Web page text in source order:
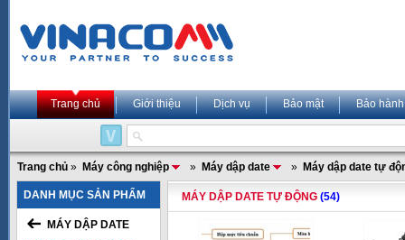
Trang chủ Giới thiệu Dịch vụ Bảo mật Bảo hành
Trang chủ » Máy công nghiệp » Máy dập date » Máy dập date tự
DANH MỤC SẢN PHẨM
MÁY DẬP DATE
MÁY DẬP DATE TỰ ĐỘNG (54)